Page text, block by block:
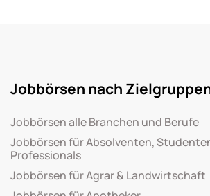
Jobbörsen nach
Jobbörsen alle Branchen und Berufe
Jobbörsen für Absolventen,
Professionals
Jobbörsen für Agrar & Landwirtschaft